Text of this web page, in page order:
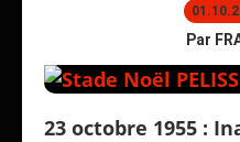
Par
23 octobre 1955 :